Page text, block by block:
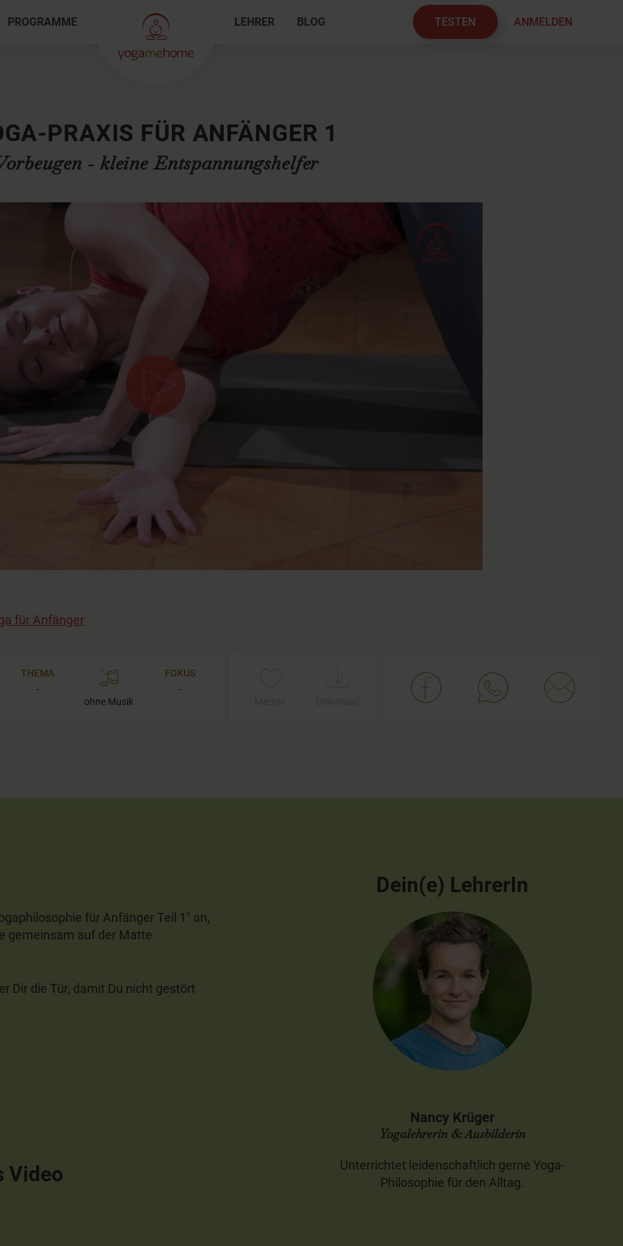
PROGRAMME LEHRER BLOG TESTEN ANMELDEN
PRAXIS FÜR ANFÄNGER 1
- kleine Entspannungshelfer
für Anfänger
THEMA
-
ohne Musik
FOKUS
-
für Anfänger Teil 1" an,
gemeinsam auf der Matte
Dir die Tür, damit Du nicht gestört
Video
Dein(e) LehrerIn
Nancy Krüger
Yogalehrerin & Ausbilderin
Unterrichtet leidenschaftlich gerne Yoga-
Philosophie für den Alltag.